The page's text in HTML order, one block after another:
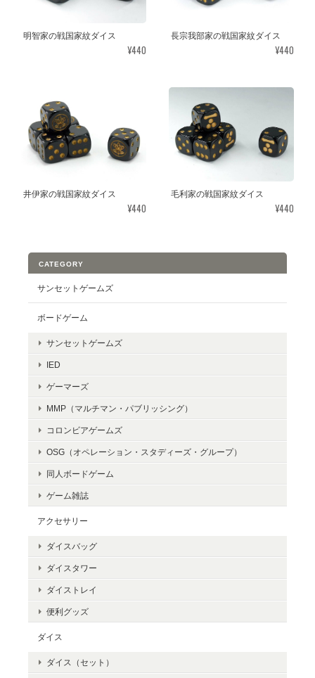
明智家の戦国家紋ダイス
¥440
長宗我部家の戦国家紋ダイス
¥440
井伊家の戦国家紋ダイス
¥440
毛利家の戦国家紋ダイス
¥440
CATEGORY
サンセットゲームズ
ボードゲーム
サンセットゲームズ
IED
ゲーマーズ
MMP（マルチマン・パブリッシング）
コロンビアゲームズ
OSG（オペレーション・スタディーズ・グループ）
同人ボードゲーム
ゲーム雑誌
アクセサリー
ダイスバッグ
ダイスタワー
ダイストレイ
便利グッズ
ダイス
ダイス（セット）